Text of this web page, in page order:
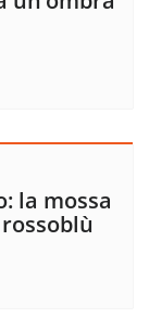
la mossa